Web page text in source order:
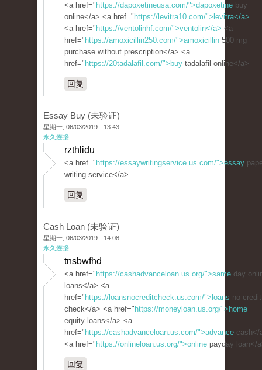
<a href=" https://dapoxetineusa.com/">dapoxetine buy
online</a> <a href=" https://levitra10.com/">levitra</a>
<a href=" https://ventolinhf.com/">ventolin</a> <a
href=" https://amoxicillin250.com/">amoxicillin 500 mg
purchase without prescription</a> <a
href=" https://20tadalafil.com/">buy tadalafil online</a>
回复
Essay Buy (未验证)
星期一, 06/03/2019 - 13:43
永久连接
rzthlidu
<a href=" https://essaywritingservice.us.com/">essay
writing service</a>
回复
Cash Loan (未验证)
星期一, 06/03/2019 - 14:08
永久连接
tnsbwfhd
<a href=" https://cashadvanceloan.us.org/">same day
loans</a> <a
href=" https://loansnocreditcheck.us.com/">loans no credit
check</a> <a href=" https://moneyloan.us.org/">home
equity loans</a> <a
href=" https://cashadvanceloan.us.com/">advance cash</
<a href=" https://onlineloan.us.org/">online payday loan</
回复